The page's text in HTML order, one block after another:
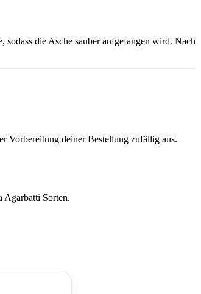
sodass die Asche sauber aufgefangen wird. Nach
Vorbereitung deiner Bestellung zufällig aus.
Agarbatti Sorten.